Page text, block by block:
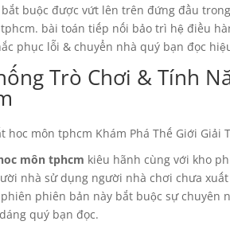
buộc được vứt lên trên đứng đầu
bài toán tiếp nối bảo trì hệ điều
phục lỗi & chuyển nhà quý bạn đọc
Trò Chơi & Tính
môn tphcm kiêu hãnh cùng với kho
nhà sử dụng người nhà chơi chưa
phiên bản này bắt buộc sự
quý bạn đọc.